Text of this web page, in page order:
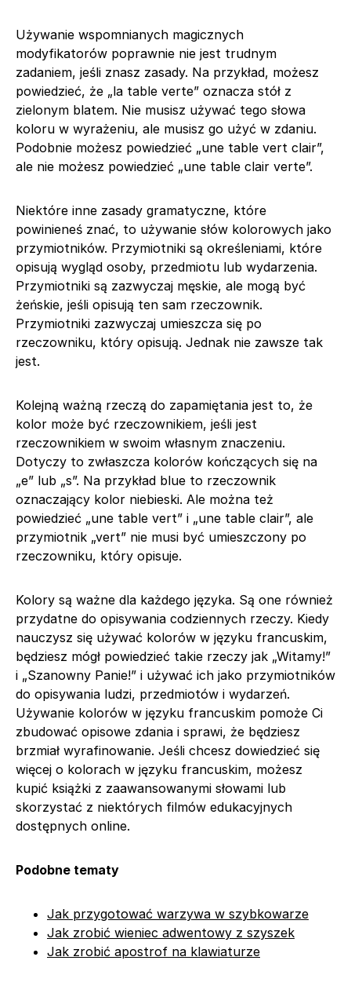
Używanie wspomnianych magicznych
modyfikatorów poprawnie nie jest trudnym
zadaniem, jeśli znasz zasady. Na przykład, możesz
powiedzieć, że „la table verte” oznacza stół z
zielonym blatem. Nie musisz używać tego słowa
koloru w wyrażeniu, ale musisz go użyć w zdaniu.
Podobnie możesz powiedzieć „une table vert clair”,
ale nie możesz powiedzieć „une table clair verte”.
Niektóre inne zasady gramatyczne, które
powinieneś znać, to używanie słów kolorowych jako
przymiotników. Przymiotniki są określeniami, które
opisują wygląd osoby, przedmiotu lub wydarzenia.
Przymiotniki są zazwyczaj męskie, ale mogą być
żeńskie, jeśli opisują ten sam rzeczownik.
Przymiotniki zazwyczaj umieszcza się po
rzeczowniku, który opisują. Jednak nie zawsze tak
jest.
Kolejną ważną rzeczą do zapamiętania jest to, że
kolor może być rzeczownikiem, jeśli jest
rzeczownikiem w swoim własnym znaczeniu.
Dotyczy to zwłaszcza kolorów kończących się na
„e” lub „s”. Na przykład blue to rzeczownik
oznaczający kolor niebieski. Ale można też
powiedzieć „une table vert” i „une table clair”, ale
przymiotnik „vert” nie musi być umieszczony po
rzeczowniku, który opisuje.
Kolory są ważne dla każdego języka. Są one również
przydatne do opisywania codziennych rzeczy. Kiedy
nauczysz się używać kolorów w języku francuskim,
będziesz mógł powiedzieć takie rzeczy jak „Witamy!”
i „Szanowny Panie!” i używać ich jako przymiotników
do opisywania ludzi, przedmiotów i wydarzeń.
Używanie kolorów w języku francuskim pomoże Ci
zbudować opisowe zdania i sprawi, że będziesz
brzmiał wyrafinowanie. Jeśli chcesz dowiedzieć się
więcej o kolorach w języku francuskim, możesz
kupić książki z zaawansowanymi słowami lub
skorzystać z niektórych filmów edukacyjnych
dostępnych online.
Podobne tematy
Jak przygotować warzywa w szybkowarze
Jak zrobić wieniec adwentowy z szyszek
Jak zrobić apostrof na klawiaturze